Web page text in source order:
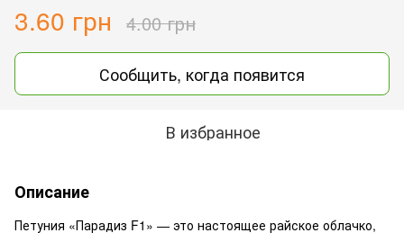
3.60 грн 4.00 грн
Сообщить, когда появится
В избранное
Описание
Петуния «Парадиз F1» — это настоящее райское облачко,